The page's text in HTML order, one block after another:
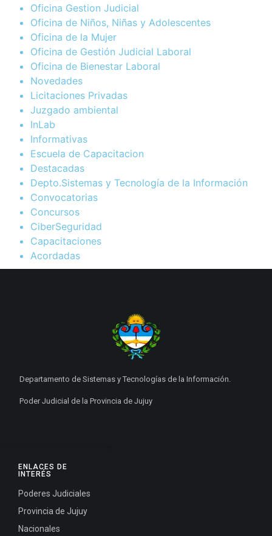
Oficina Gestion Judicial
Oficina de Niños, Niñas y Adolescentes
Oficina de la Mujer
Oficina de Gestión Judicial Laboral
Oficina de Bienestar Laboral
Novedades
Licitaciones Privadas
Juzgado ambiental
InLab
Informativas
Escuela de Capacitacion
Destacadas
Depto.Sistemas y Tecnología de la Información
Convocatorias
Concursos
CiberSeguridad
Capacitaciones
Acordadas
ENLACES DE
INTERÉS
Poderes Judiciales
Provincia de Jujuy
Nacionales
Departamento de Sistemas y Tecnologías de la Información.
Poder Judicial de la Provincia de Jujuy